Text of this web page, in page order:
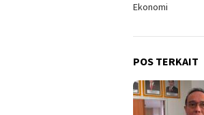
Ekonomi
POS TERKAIT